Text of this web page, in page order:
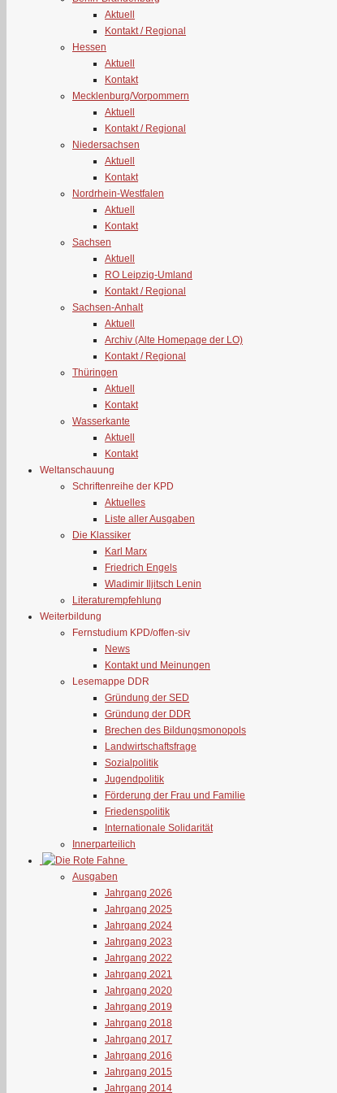
Aktuell
Kontakt / Regional
Hessen
Aktuell
Kontakt
Mecklenburg/Vorpommern
Aktuell
Kontakt / Regional
Niedersachsen
Aktuell
Kontakt
Nordrhein-Westfalen
Aktuell
Kontakt
Sachsen
Aktuell
RO Leipzig-Umland
Kontakt / Regional
Sachsen-Anhalt
Aktuell
Archiv (Alte Homepage der LO)
Kontakt / Regional
Thüringen
Aktuell
Kontakt
Wasserkante
Aktuell
Kontakt
Weltanschauung
Schriftenreihe der KPD
Aktuelles
Liste aller Ausgaben
Die Klassiker
Karl Marx
Friedrich Engels
Wladimir Iljitsch Lenin
Literaturempfehlung
Weiterbildung
Fernstudium KPD/offen-siv
News
Kontakt und Meinungen
Lesemappe DDR
Gründung der SED
Gründung der DDR
Brechen des Bildungsmonopols
Landwirtschaftsfrage
Sozialpolitik
Jugendpolitik
Förderung der Frau und Familie
Friedenspolitik
Internationale Solidarität
Innerparteilich
Ausgaben
Jahrgang 2026
Jahrgang 2025
Jahrgang 2024
Jahrgang 2023
Jahrgang 2022
Jahrgang 2021
Jahrgang 2020
Jahrgang 2019
Jahrgang 2018
Jahrgang 2017
Jahrgang 2016
Jahrgang 2015
Jahrgang 2014